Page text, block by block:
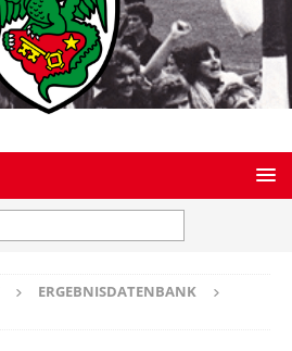
ERGEBNISDATENBANK